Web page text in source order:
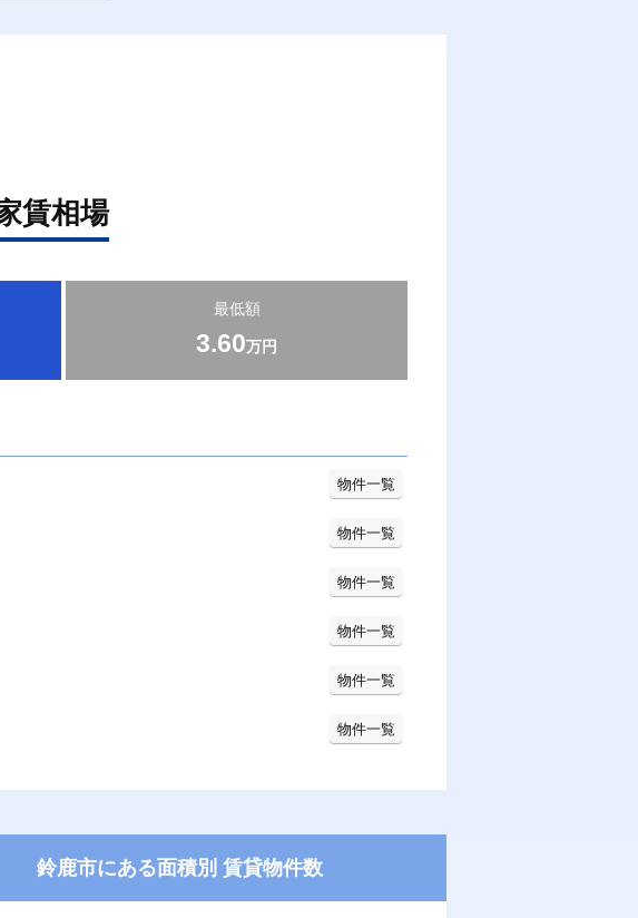
賃相場
最低額
3.60万円
物件一覧
物件一覧
物件一覧
物件一覧
物件一覧
物件一覧
鈴鹿市にある面積別 賃貸物件数